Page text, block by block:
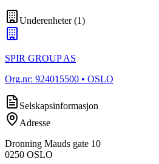
Underenheter(1)
SPIR GROUP AS
Org.nr: 924015500 • OSLO
Selskapsinformasjon
Adresse
Dronning Mauds gate 10
0250 OSLO